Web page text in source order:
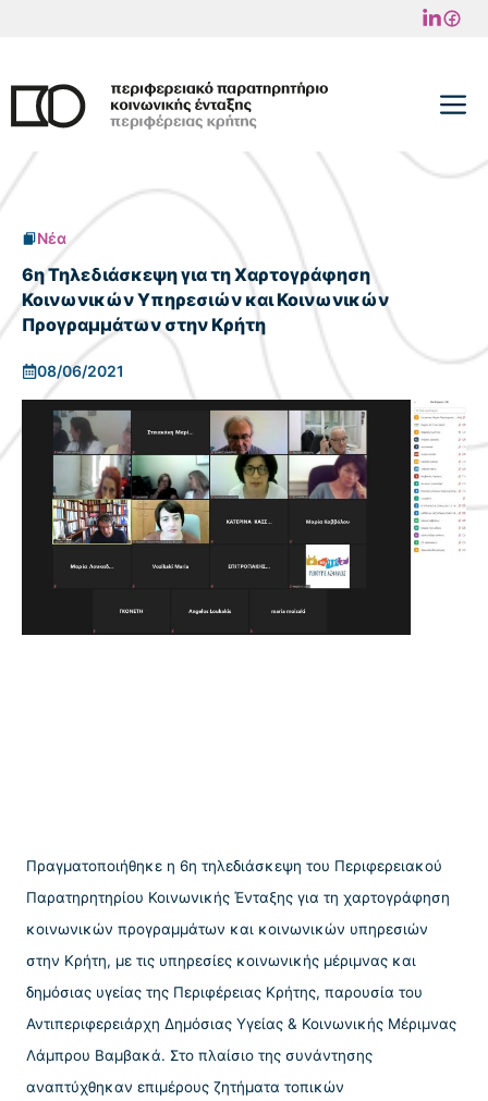
περιεχόμενο
Νέα
6η Τηλεδιάσκεψη για τη Χαρτογράφηση
Κοινωνικών Υπηρεσιών και Κοινωνικών
Προγραμμάτων στην Κρήτη
08/06/2021
Πραγματοποιήθηκε η 6η τηλεδιάσκεψη του Περιφερειακού
Παρατηρητηρίου Κοινωνικής Ένταξης για τη χαρτογράφηση
κοινωνικών προγραμμάτων και κοινωνικών υπηρεσιών
στην Κρήτη, με τις υπηρεσίες κοινωνικής μέριμνας και
δημόσιας υγείας της Περιφέρειας Κρήτης, παρουσία του
Αντιπεριφερειάρχη Δημόσιας Υγείας & Κοινωνικής Μέριμνας
Λάμπρου Βαμβακά. Στο πλαίσιο της συνάντησης
αναπτύχθηκαν επιμέρους ζητήματα τοπικών